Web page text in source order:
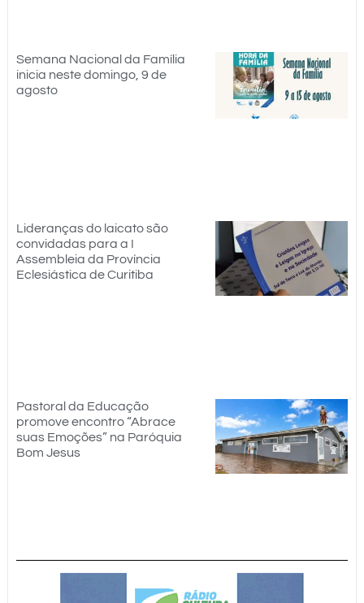
Semana Nacional da Família
inicia neste domingo, 9 de
agosto
Lideranças do laicato são
convidadas para a I
Assembleia da Província
Eclesiástica de Curitiba
Pastoral da Educação
promove encontro “Abrace
suas Emoções” na Paróquia
Bom Jesus